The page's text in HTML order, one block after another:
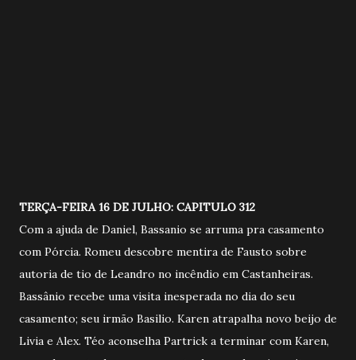
TERÇA-FEIRA 16 DE JULHO: CAPITULO 312
Com a ajuda de Daniel, Bassanio se arruma pra casamento
com Pórcia. Romeu descobre mentira de Fausto sobre
autoria de tio de Leandro no incêndio em Castanheiras.
Bassânio recebe uma visita inesperada no dia do seu
casamento; seu irmão Basilio. Karen atrapalha novo beijo de
Livia e Alex. Téo aconselha Partrick a terminar com Karen,